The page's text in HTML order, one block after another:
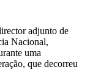
adjunto de
Nacional,
uma
que decorreu